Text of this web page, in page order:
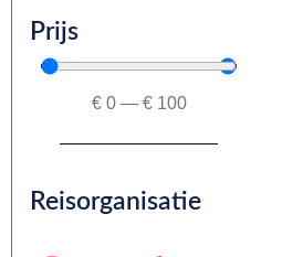
Prijs
€ 0 — € 100
Reisorganisatie